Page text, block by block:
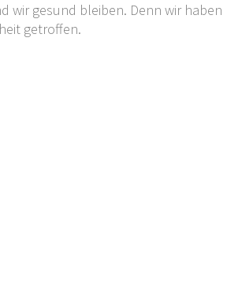
wir gesund bleiben. Denn wir haben
getroffen.